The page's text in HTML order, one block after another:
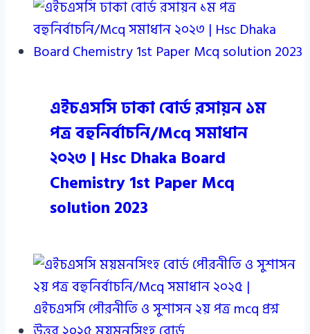
এইচএসসি ঢাকা বোর্ড রসায়ন ১ম
পত্র বহুনির্বাচনি/Mcq সমাধান
২০২৩ | Hsc Dhaka Board
Chemistry 1st Paper Mcq
solution 2023